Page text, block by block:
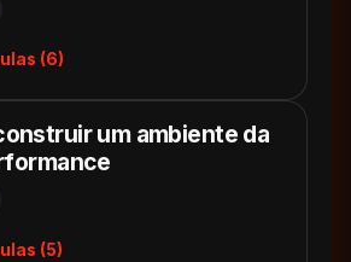
(6)
um ambiente da
(5)